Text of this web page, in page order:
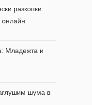
разкопки:
онлайн
Младежта и
шума в